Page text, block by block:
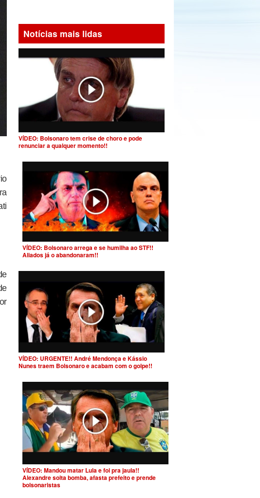
Notícias mais lidas
VÍDEO: Bolsonaro tem crise de choro e pode
renunciar a qualquer momento!!
VÍDEO: Bolsonaro arrega e se humilha ao STF!!
Aliados já o abandonaram!!
VÍDEO: URGENTE!! André Mendonça e Kássio
Nunes traem Bolsonaro e acabam com o golpe!!
VÍDEO: Mandou matar Lula e foi pra jaula!!
Alexandre solta bomba, afasta prefeito e prende
bolsonaristas